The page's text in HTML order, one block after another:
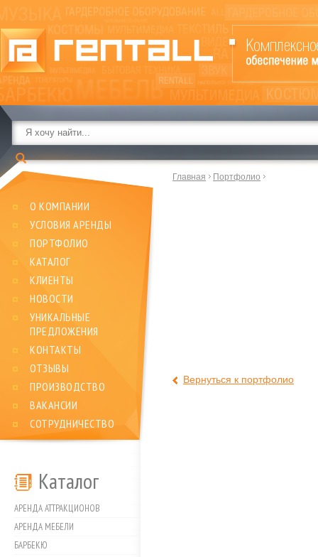
О КОМПАНИИ
УСЛОВИЯ АРЕНДЫ
ПОРТФОЛИО
КАТАЛОГ
КЛИЕНТЫ
НОВОСТИ
УНИКАЛЬНЫЕ
ПРЕДЛОЖЕНИЯ
КОНТАКТЫ
ОТЗЫВЫ
ПРОИЗВОДСТВО
ВАКАНСИИ
СОТРУДНИЧЕСТВО
Каталог
АРЕНДА АТТРАКЦИОНОВ
АРЕНДА МЕБЕЛИ
БАРБЕКЮ
Главная Портфолио
Вернуться к портфолио